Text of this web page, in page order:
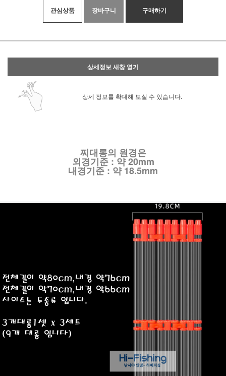
관심상품 장바구니 구매하기
상세정보 새창 열기
상세 정보를 확대해 보실 수 있습니다.
찌대롱의 원경은
외경기준 : 약 20mm
내경기준 : 약 18.5mm